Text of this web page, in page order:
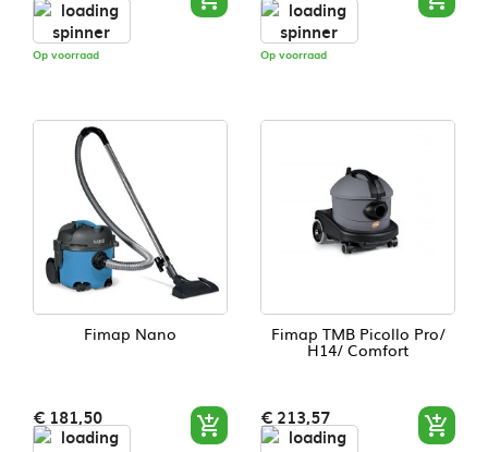
Op voorraad Op voorraad
Fimap Nano
€ 181,50 
Fimap TMB Picollo Pro/
H14/ Comfort
€ 213,57 